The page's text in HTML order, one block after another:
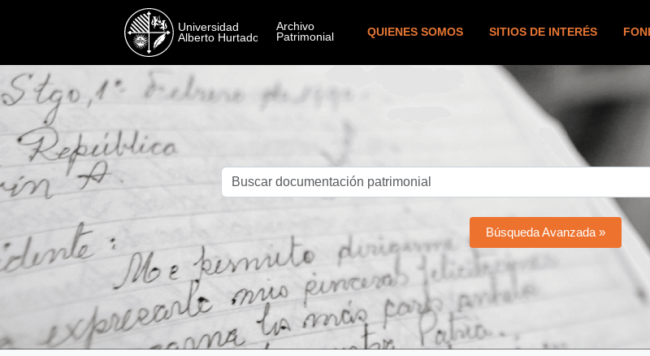
QUIENES SOMOS SITIOS DE INTERÉS
Búsqueda Avanzada »